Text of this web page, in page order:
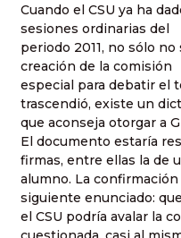
Cuando el CSU ya ha
sesiones ordinarias del
periodo 2011, no sólo
creación de la comisión
especial para debatir el
trascendió, existe un
que aconseja otorgar a
El documento estaría
firmas, entre ellas la de
alumno. La
siguiente enunciado: que
el CSU podría avalar la